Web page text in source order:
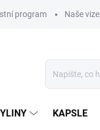
program Naše vize
KAPSLE